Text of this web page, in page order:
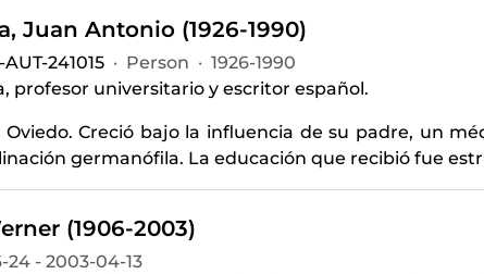
Juan Antonio (1926-1990)
241015 · Person · 1926-1990
profesor universitario y escritor español.
Oviedo. Creció bajo la influencia de su padre, un
germanófila. La educación que recibió fue
(1906-2003)
24 - 2003-04-13